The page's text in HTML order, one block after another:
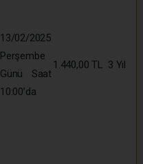
13/02/2025
Perşembe
Günü Saat
10:00’da
1.440,00 TL 3 Yıl